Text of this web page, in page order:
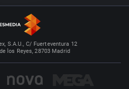
S.A.U., C/ Fuerteventura 12
los Reyes, 28703 Madrid